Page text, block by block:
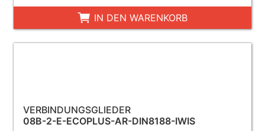
IN DEN WARENKORB
VERBINDUNGSGLIEDER
08B-2-E-ECOPLUS-AR-DIN8188-IWIS